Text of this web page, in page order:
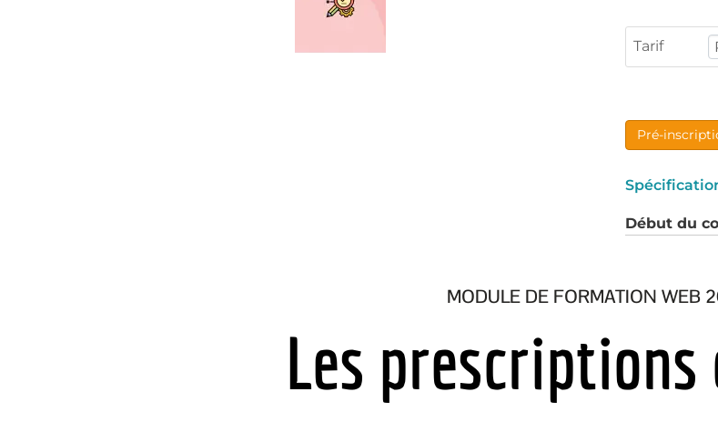
Tarif
Pré-
Début du
MODULE DE FORMATION WEB
Les prescriptions